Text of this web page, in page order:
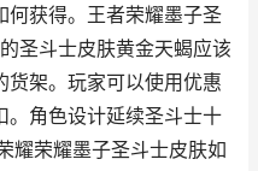
何获得。王者荣耀墨子圣
圣斗士皮肤黄金天蝎应该
货架。玩家可以使用优惠
。角色设计延续圣斗士十
耀荣耀墨子圣斗士皮肤如